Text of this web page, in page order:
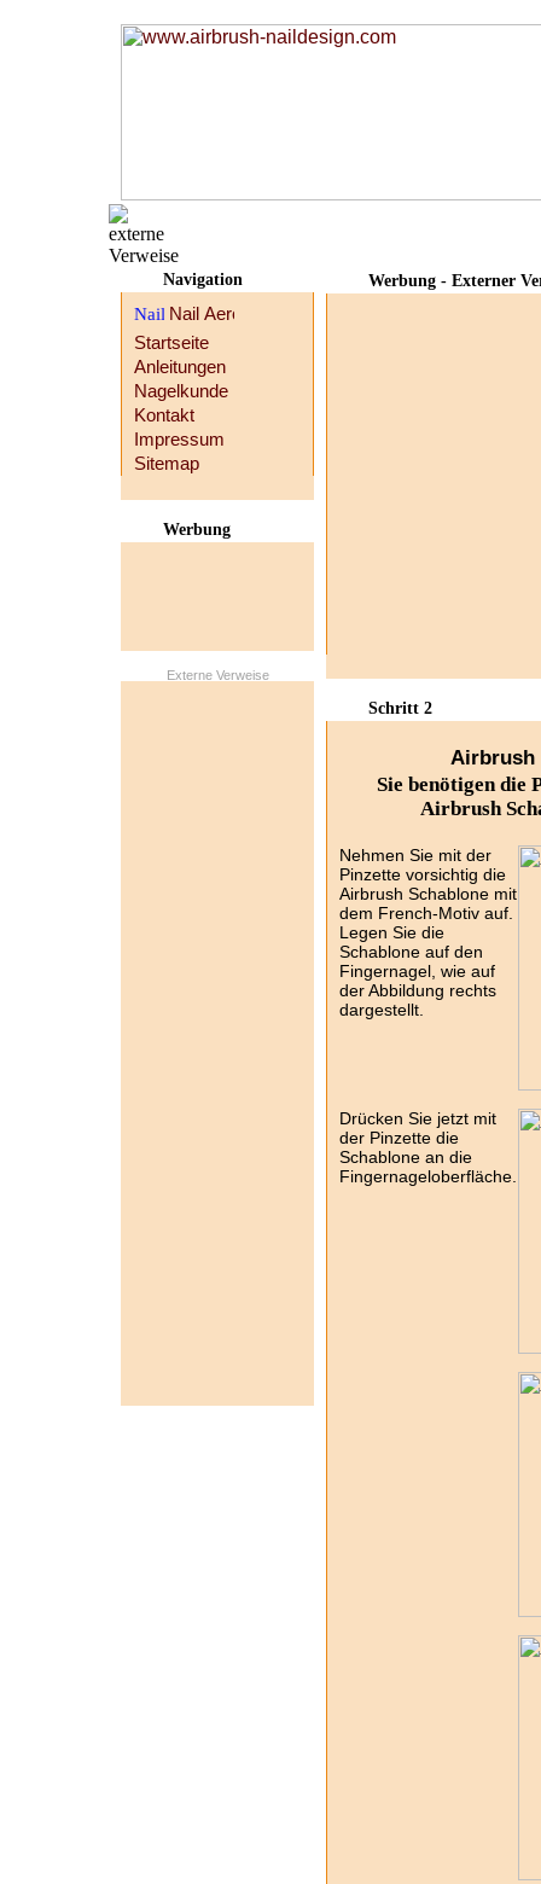
Werbung - Externer
Schritt 2
Airbrush
Sie benötigen die
Airbrush
Nehmen Sie mit der
Pinzette vorsichtig die
Airbrush Schablone mit
dem French-Motiv auf.
Legen Sie die
Schablone auf den
Fingernagel, wie auf
der Abbildung rechts
dargestellt.
Drücken Sie jetzt mit
der Pinzette die
Schablone an die
Fingernageloberfläche.
Navigation
Startseite
Anleitungen
Nagelkunde
Kontakt
Impressum
Sitemap
Werbung
Externe Verweise